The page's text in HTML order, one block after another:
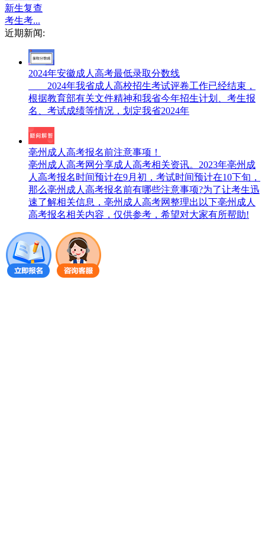
新生复查
考生考...
近期新闻:
2024年安徽成人高考最低录取分数线
2024年我省成人高校招生考试评卷工作已经结束，
根据教育部有关文件精神和我省今年招生计划、考生报
名、考试成绩等情况，划定我省2024年
亳州成人高考报名前注意事项！
亳州成人高考网分享成人高考相关资讯。2023年亳州成
人高考报名时间预计在9月初，考试时间预计在10下旬，
那么亳州成人高考报名前有哪些注意事项?为了让考生迅
速了解相关信息，亳州成人高考网整理出以下亳州成人
高考报名相关内容，仅供参考，希望对大家有所帮助!